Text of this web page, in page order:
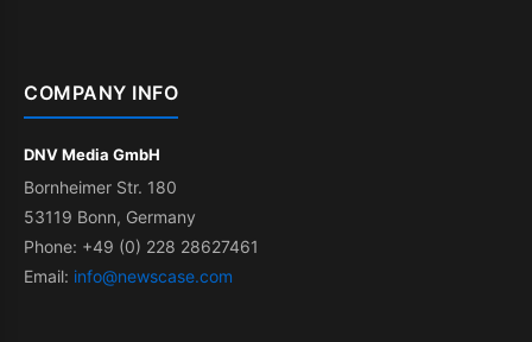
COMPANY INFO
DNV Media GmbH
Bornheimer Str. 180
53119 Bonn, Germany
Phone: +49 (0) 228 28627461
Email: info@newscase.com